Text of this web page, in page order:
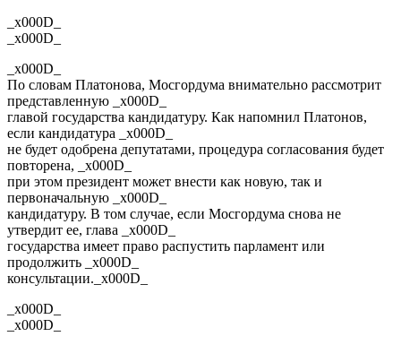
_x000D_
_x000D_
_x000D_
По словам Платонова, Мосгордума внимательно рассмотрит
представленную _x000D_
главой государства кандидатуру. Как напомнил Платонов,
если кандидатура _x000D_
не будет одобрена депутатами, процедура согласования будет
повторена, _x000D_
при этом президент может внести как новую, так и
первоначальную _x000D_
кандидатуру. В том случае, если Мосгордума снова не
утвердит ее, глава _x000D_
государства имеет право распустить парламент или
продолжить _x000D_
консультации._x000D_
_x000D_
_x000D_